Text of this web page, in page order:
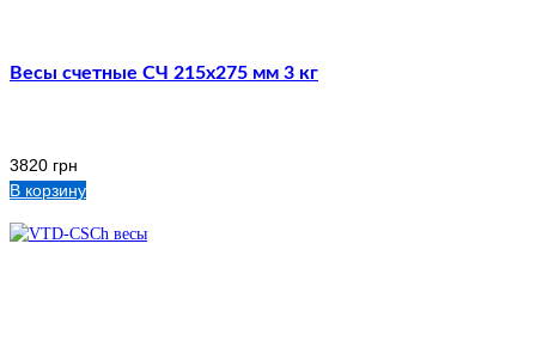
Весы счетные СЧ 215х275 мм 3 кг
3820 грн
В корзину